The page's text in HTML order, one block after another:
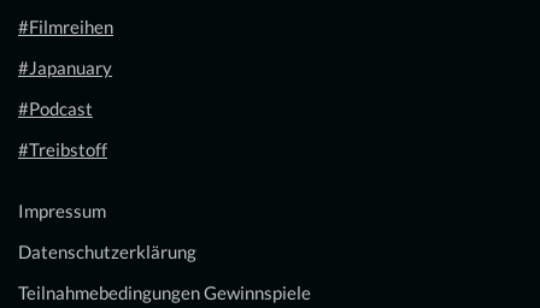
#Filmreihen
#Japanuary
#Podcast
#Treibstoff
Impressum
Datenschutzerklärung
Teilnahmebedingungen Gewinnspiele